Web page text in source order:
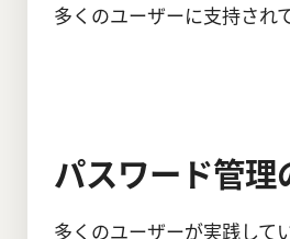
多くのユーザーに支持され
パスワード管
多くのユーザーが実践して